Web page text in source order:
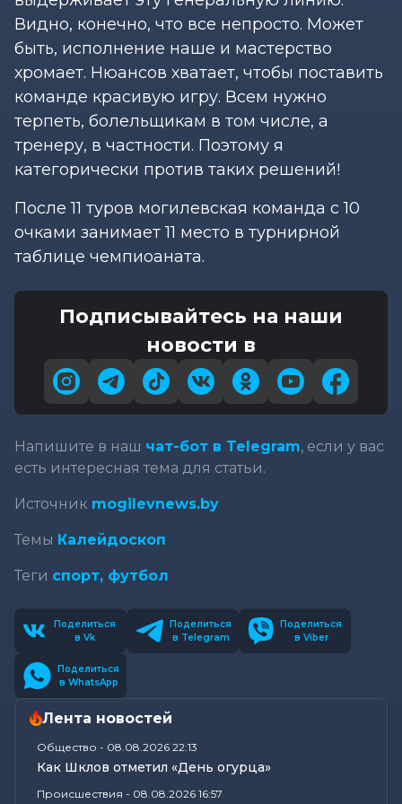
Видно, конечно, что все непросто. Может
быть, исполнение наше и мастерство
хромает. Нюансов хватает, чтобы поставить
команде красивую игру. Всем нужно
терпеть, болельщикам в том числе, а
тренеру, в частности. Поэтому я
категорически против таких решений!
После 11 туров могилевская команда с 10
очками занимает 11 место в турнирной
таблице чемпиоаната.
Подписывайтесь на наши
новости в
Напишите в наш чат-бот в Telegram, если у вас
есть интересная тема для статьи.
Источник mogilevnews.by
Темы Калейдоскоп
Теги спорт, футбол
Поделиться
в Vk
Поделиться
в Telegram
Поделиться
в Viber
Поделиться
в WhatsApp
Лента новостей
Общество - 08.08.2026 22:13
Как Шклов отметил «День огурца»
Происшествия - 08.08.2026 16:57